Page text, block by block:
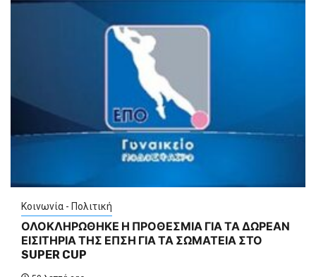
Κοινωνία - Πολιτική
ΟΛΟΚΛΗΡΩΘΗΚΕ Η ΠΡΟΘΕΣΜΙΑ ΓΙΑ ΤΑ ΔΩΡΕΑΝ
ΕΙΣΙΤΗΡΙΑ ΤΗΣ ΕΠΣΗ ΓΙΑ ΤΑ ΣΩΜΑΤΕΙΑ ΣΤΟ
SUPER CUP